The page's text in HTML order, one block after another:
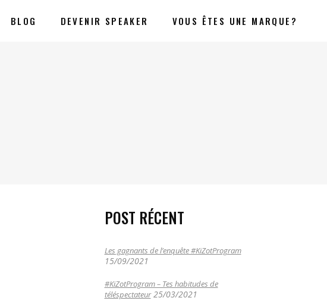
BLOG DEVENIR SPEAKER VOUS ÊTES UNE MARQUE?
POST RÉCENT
Les gagnants de l’enquête #KiZotProgram
15/09/2021
#KiZotProgram – Tes habitudes de
téléspectateur 25/03/2021